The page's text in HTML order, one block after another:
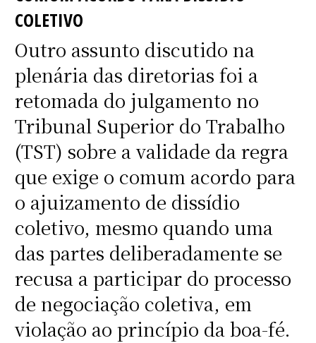
COLETIVO
Outro assunto discutido na
plenária das diretorias foi a
retomada do julgamento no
Tribunal Superior do Trabalho
(TST) sobre a validade da regra
que exige o comum acordo para
o ajuizamento de dissídio
coletivo, mesmo quando uma
das partes deliberadamente se
recusa a participar do processo
de negociação coletiva, em
violação ao princípio da boa-fé.